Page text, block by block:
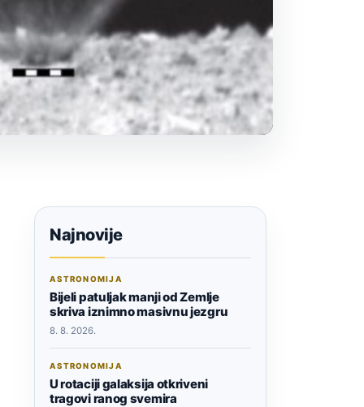
Najnovije
ASTRONOMIJA
Bijeli patuljak manji od Zemlje
skriva iznimno masivnu jezgru
8. 8. 2026.
ASTRONOMIJA
U rotaciji galaksija otkriveni
tragovi ranog svemira